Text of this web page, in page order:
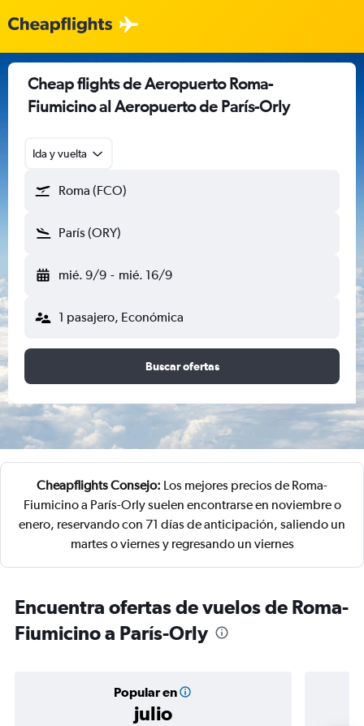
Cheap flights de Aeropuerto Roma-
Fiumicino al Aeropuerto de París-Orly
Ida y vuelta
Roma (FCO)
París (ORY)
mié. 9/9 - mié. 16/9
1 pasajero, Económica
Buscar ofertas
Cheapflights Consejo: Los mejores precios de Roma-
Fiumicino a París-Orly suelen encontrarse en noviembre o
enero, reservando con 71 días de anticipación, saliendo un
martes o viernes y regresando un viernes
Encuentra ofertas de vuelos de Roma-
Fiumicino a París-Orly
Popular en
julio